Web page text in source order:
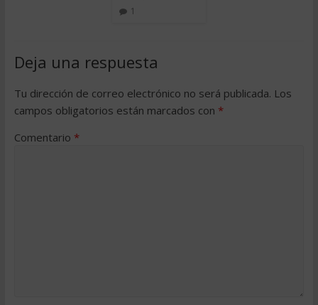
1
Deja una respuesta
Tu dirección de correo electrónico no será publicada. Los
campos obligatorios están marcados con *
Comentario *